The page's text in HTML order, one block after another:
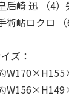
后崎 迅 （4
術岾ロクロ
ズ：
約
約